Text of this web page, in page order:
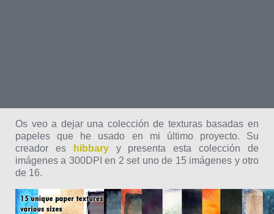
Os veo a dejar una colección de texturas basadas en
papeles que he usado en mi último proyecto. Su
creador es
hibbaryy presenta esta colección de
imágenes a 300DPI en 2 set uno de 15 imágenes y otro
de 16.